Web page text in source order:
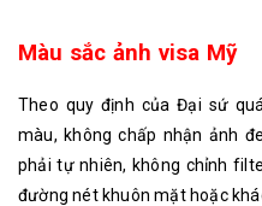
Màu sắc ảnh visa Mỹ
Theo quy định của Đại sứ
màu, không chấp nhận ảnh
phải tự nhiên, không chỉnh
đường nét khuôn mặt hoặc